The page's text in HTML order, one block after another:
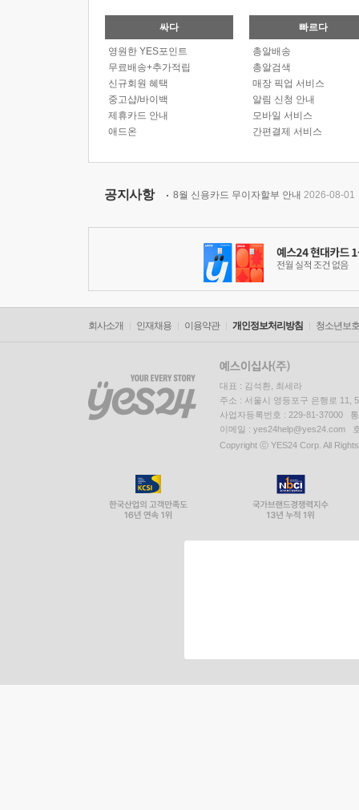
싸다
영원한 YES포인트
무료배송+추가적립
신규회원 혜택
중고샵/바이백
제휴카드 안내
애드온
빠르다
총알배송
총알검색
매장 픽업 서비스
알림 신청 안내
모바일 서비스
간편결제 서비스
공지사항 8월 신용카드 무이자할부 안내 2026-08-01
회사소개 인재채용 이용약관 개인정보처리방침 청소년보
대표 : 김석환, 최세라
주소 : 서울시 영등포구 은행로 11,
사업자등록번호 : 229-81-37000
이메일 : yes24help@yes24.com
Copyright ⓒ YES24 Corp. All